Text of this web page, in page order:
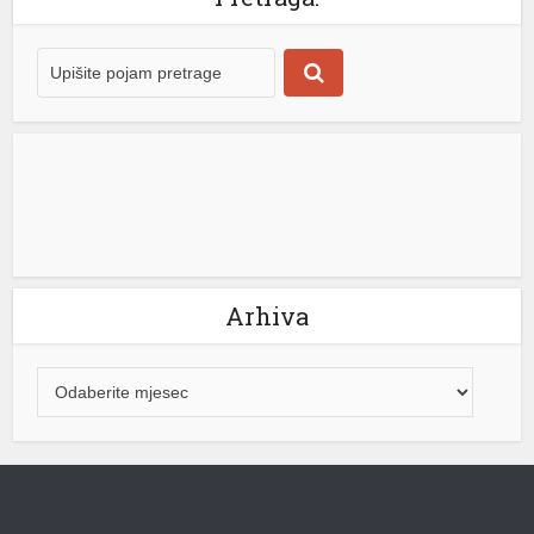
cijeni električne energije na evropskom tržištu,
potrošače. On je naglasio da je najvažnije da se cijena
električne energije za građane Republike Srpske neće
mijenjati. “Naš cilj ostaje jasan – potpuna […][...]
Arhiva